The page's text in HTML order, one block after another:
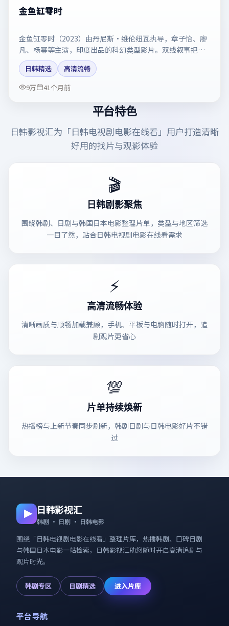
金鱼缸零时
金鱼缸零时（2023）由丹尼斯·维伦纽瓦执导，章子怡、廖
凡、杨幂等主演，印度出品的科幻类型影片。双线叙事把悬
念保持到最后一刻。剧情简介与主创信息可供检索参考，上
映日期以片方资料为准。
日韩精选
高清流畅
9万
41个月前
平台特色
日韩影视汇为「日韩电视剧电影在线看 」用户打造清晰
好用的找片与观影体验
🎬
日韩剧影聚焦
围绕韩剧、日剧与韩国日本电影整理片单，类型与地区筛选
一目了然，贴合日韩电视剧电影在线看需求
⚡
高清流畅体验
清晰画质与顺畅加载兼顾，手机、平板与电脑随时打开，追
剧观片更省心
💯
片单持续焕新
热播榜与上新节奏同步刷新，韩剧日剧与日韩电影好片不错
过
日韩影视汇
韩剧 · 日剧 · 日韩电影
围绕「日韩电视剧电影在线看 」整理片库，热播韩剧、口碑日剧
与韩国日本电影一站检索， 日韩影视汇助您随时开启高清追剧与
观片时光。
韩剧专区 日剧精选 进入片库
平台导航